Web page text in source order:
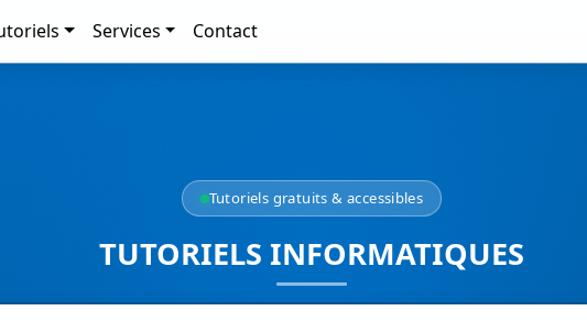
Services Contact
Tutoriels gratuits & accessibles
TUTORIELS INFORMATIQUES